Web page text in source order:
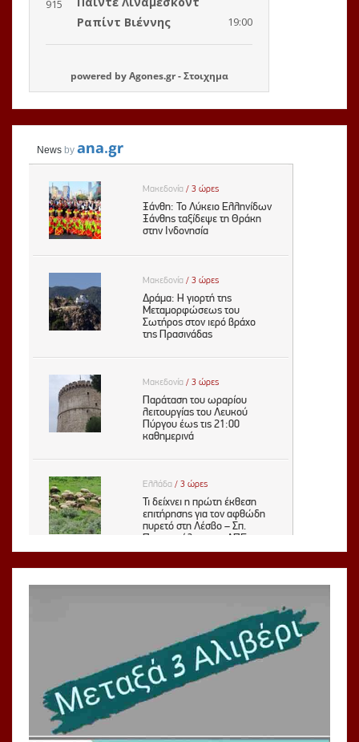
powered byAgones.gr-Στοιχημα